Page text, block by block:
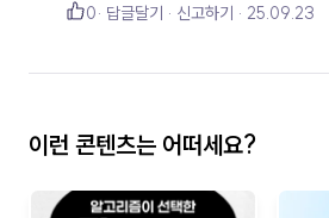
0 답글달기 신고하기 25.09.23
이런 콘텐츠는 어떠세요?